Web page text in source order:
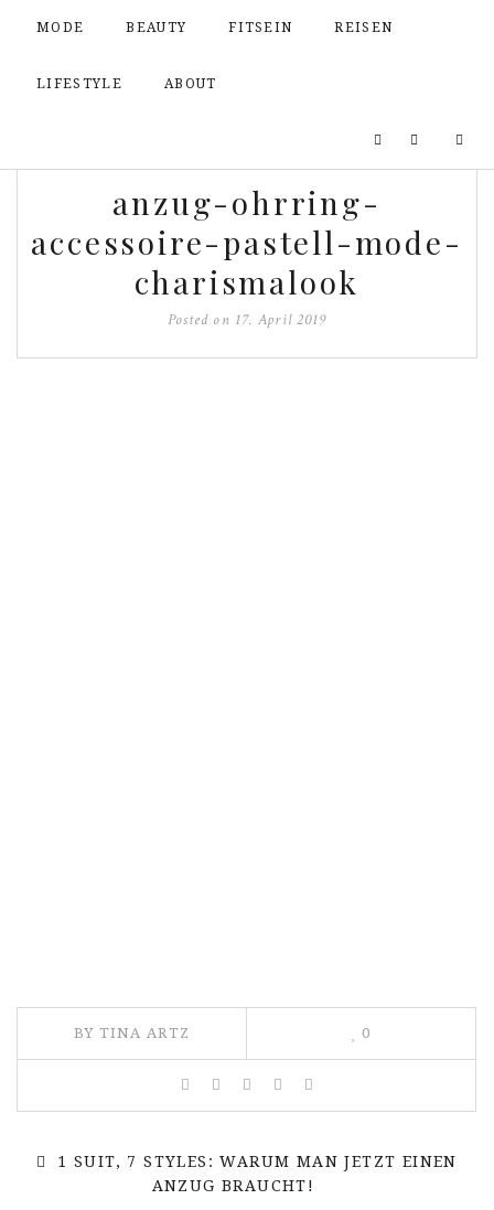
MODE BEAUTY FITSEIN REISEN
LIFESTYLE ABOUT
anzug-ohrring-
accessoire-pastell-mode-
charismalook
Posted on 17. April 2019
BY TINA ARTZ 0
1 SUIT, 7 STYLES: WARUM MAN JETZT EINEN
ANZUG BRAUCHT!